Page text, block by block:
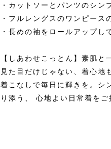
・カットソーとパンツのシン
・フルレングスのワンピース
・長めの袖をロールアップし
【しあわせこっとん】素肌と
見た目だけじゃない、着心地
着こなしで毎日に輝きを。シ
り添う、 心地よい日常着をご